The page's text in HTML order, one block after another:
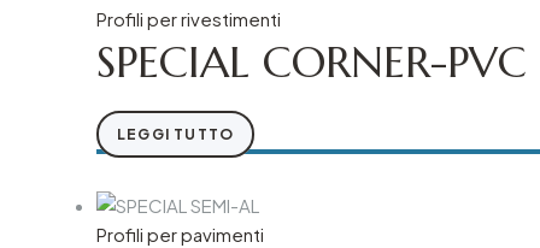
Profili per rivestimenti
SPECIAL CORNER-PVC
LEGGI TUTTO
Profili per pavimenti